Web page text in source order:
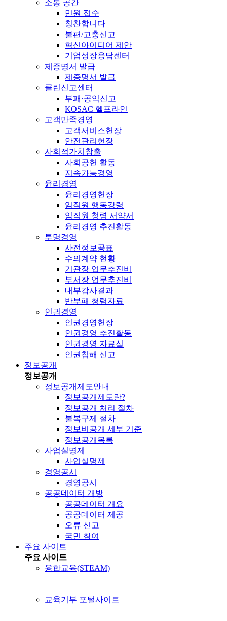
소통 공간
민원 접수
칭찬합니다
불편/고충신고
혁신아이디어 제안
기업성장응답센터
제증명서 발급
제증명서 발급
클린신고센터
부패·공익신고
KOSAC 헬프라인
고객만족경영
고객서비스헌장
안전관리헌장
사회적가치창출
사회공헌 활동
지속가능경영
윤리경영
윤리경영헌장
임직원 행동강령
임직원 청렴 서약서
윤리경영 추진활동
투명경영
사전정보공표
수의계약 현황
기관장 업무추진비
부서장 업무추진비
내부감사결과
반부패 청렴자료
인권경영
인권경영헌장
인권경영 추진활동
인권경영 자료실
인권침해 신고
정보공개
정보공개
정보공개제도안내
정보공개제도란?
정보공개 처리 절차
불복구제 절차
정보비공개 세부 기준
정보공개목록
사업실명제
사업실명제
경영공시
경영공시
공공데이터 개방
공공데이터 개요
공공데이터 제공
오류 신고
국민 참여
주요 사이트
주요 사이트
융합교육(STEAM)
교육기부 포털사이트